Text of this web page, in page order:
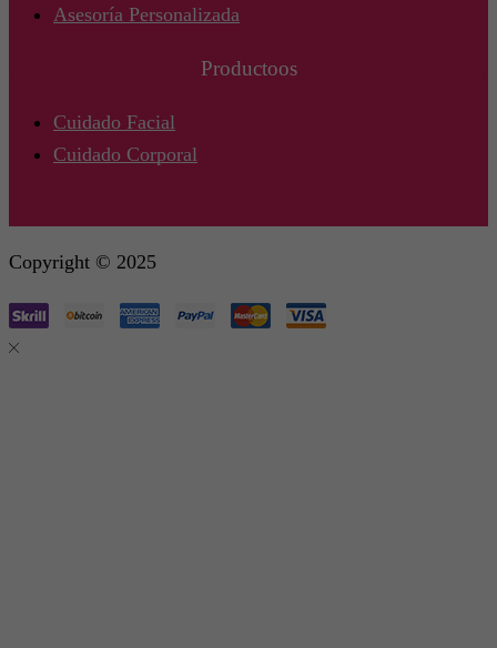
Asesoría Personalizada
Productoos
Cuidado Facial
Cuidado Corporal
Copyright © 2025